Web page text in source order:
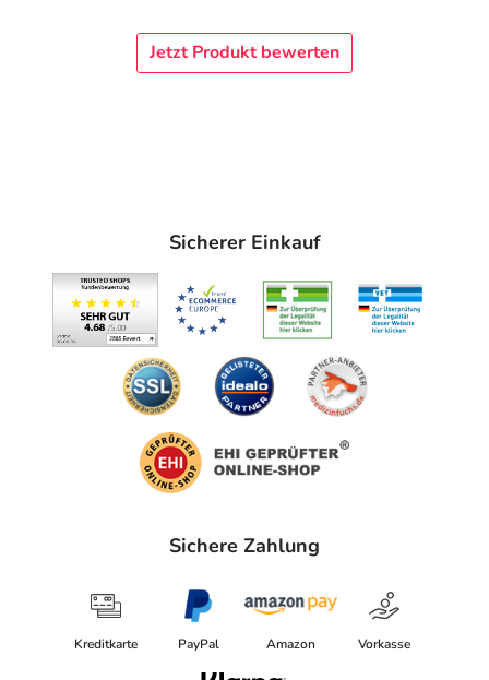
Jetzt Produkt bewerten
Sicherer Einkauf
Sichere Zahlung
Kreditkarte PayPal Amazon Vorkasse